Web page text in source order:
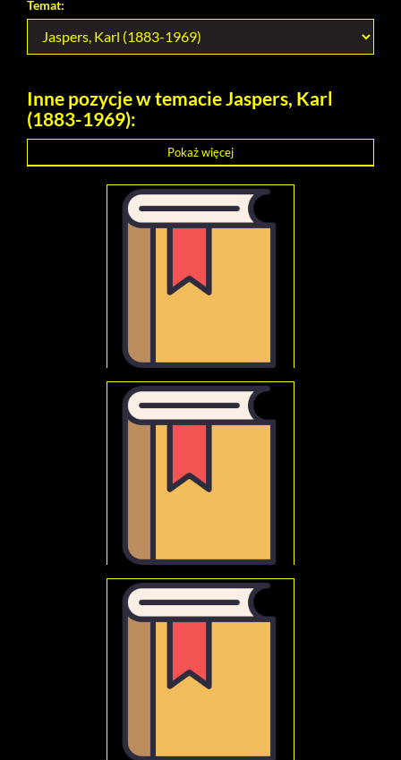
Temat:
Inne pozycje w temacie Jaspers, Karl
(1883-1969):
Pokaż więcej
Jaspers, Karl
Die geistige Situation der Zeit
Rudziński, Roman
Jaspers